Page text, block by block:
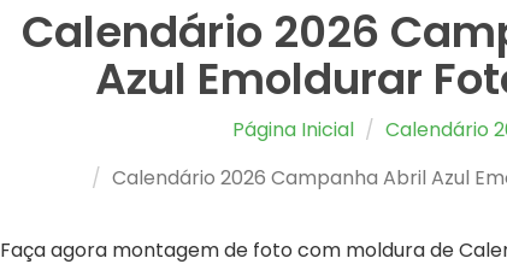
Calendário 2026
Azul Emoldurar
Página Inicial
Calendário
Calendário 2026 Campanha Abril Azul
Faça agora montagem de foto com moldura de